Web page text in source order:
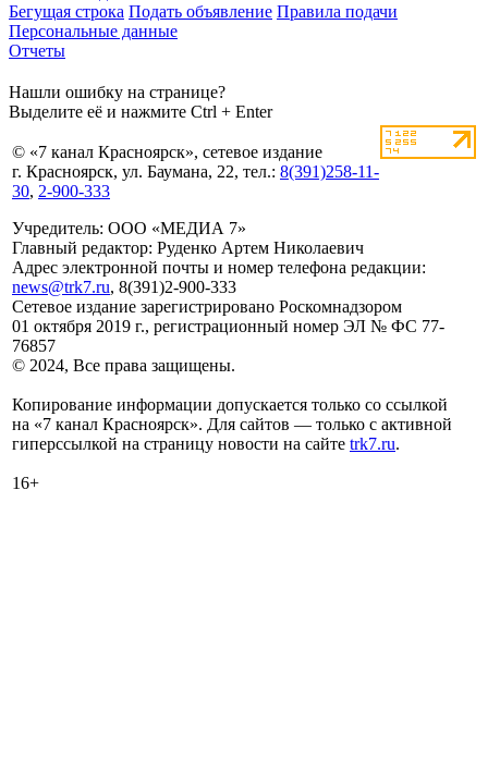
Бегущая строка Подать объявление Правила подачи
Персональные данные
Отчеты
Нашли ошибку на странице?
Выделите её и нажмите Ctrl + Enter
© «7 канал Красноярск», сетевое издание
г. Красноярск, ул. Баумана, 22, тел.: 8(391)258-11-
30, 2-900-333
Учредитель: ООО «МЕДИА 7»
Главный редактор: Руденко Артем Николаевич
Адрес электронной почты и номер телефона редакции:
news@trk7.ru, 8(391)2-900-333
Сетевое издание зарегистрировано Роскомнадзором
01 октября 2019 г., регистрационный номер ЭЛ № ФС 77-
76857
© 2024, Все права защищены.
Копирование информации допускается только со ссылкой
на «7 канал Красноярск». Для сайтов — только с активной
гиперссылкой на страницу новости на сайте trk7.ru.
16+